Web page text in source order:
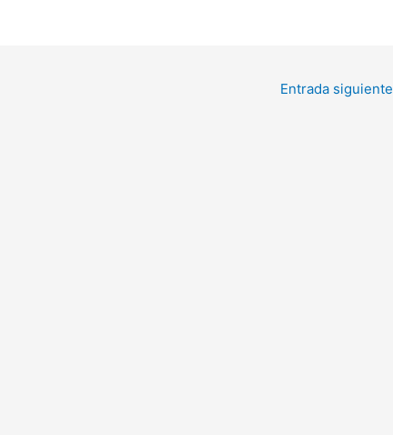
Entrada siguiente